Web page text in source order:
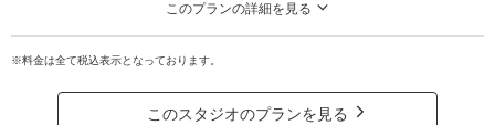
衣装追加
このプランの詳細を見る
人気の和洋装プランに全データで多カットをゲット。。。
平日ならではのゆったりコース☆こちらのプランをご利用されると、カット数
※料金は全て税込表示となっております。
このスタジオのプランを見る